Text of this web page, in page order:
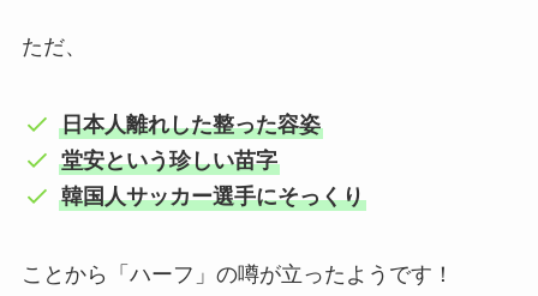
ただ、
日本人離れした整った容姿
堂安という珍しい苗字
韓国人サッカー選手にそっくり
ことから「ハーフ」の噂が立ったようです！